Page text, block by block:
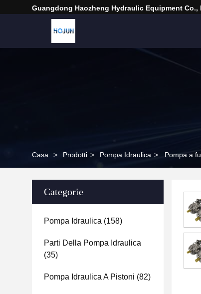
Guangdong Haozheng Hydraulic Equipment Co.,
Casa. > Prodotti > Pompa Idraulica > Pompa a
Categorie
Pompa Idraulica (158)
Parti Della Pompa Idraulica
(35)
Pompa Idraulica A Pistoni (82)